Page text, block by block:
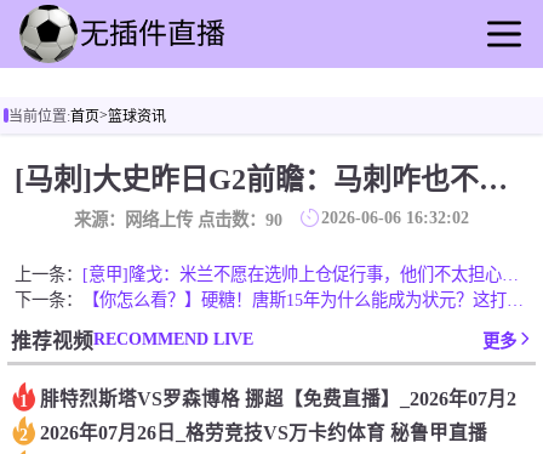
足球直播
篮球直播
足球录播
篮球回放
足球快讯
篮球资讯
全球联赛
当前位置:首页>篮球资讯
[马刺]大史昨日G2前瞻：马刺咋也不至于被主场打成2比0吧
来源：网络上传 点击数： 90 2026-06-06 16:32:02
上一条：
[意甲]隆戈：米兰不愿在选帅上仓促行事，他们不太担心目前的情
下一条：
【你怎么看？】硬糖！唐斯15年为什么能成为状元？这打法太炸裂
推荐视频RECOMMEND LIVE 更多
1 腓特烈斯塔VS罗森博格 挪超【免费直播】_2026年07月2
2 2026年07月26日_格劳竞技VS万卡约体育 秘鲁甲直播